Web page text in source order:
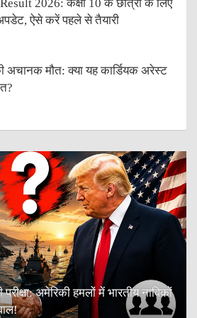
2026: कक्षा 10 के छात्रों के लिए
ऐसे करें पहले से तैयारी
अचानक मौत: क्या यह कार्डियक अरेस्ट
अमेरिकी हमलों में भारतीय नाविकों